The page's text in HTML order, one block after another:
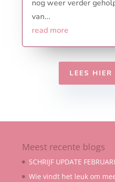
nog weer verder
van...
read more
LEES HIER
Meest recente blogs
SCHRIJF UPDATE
Wie vindt het leuk om